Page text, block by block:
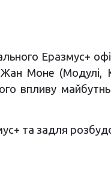
Еразмус+
Моне (Модулі,
впливу
та задля